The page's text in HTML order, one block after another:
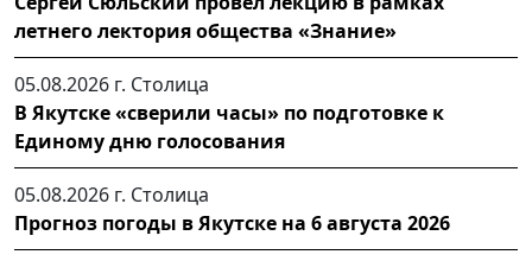
летнего лектория общества «Знание»
05.08.2026 г. Столица
В Якутске «сверили часы» по подготовке к
Единому дню голосования
05.08.2026 г. Столица
Прогноз погоды в Якутске на 6 августа 2026